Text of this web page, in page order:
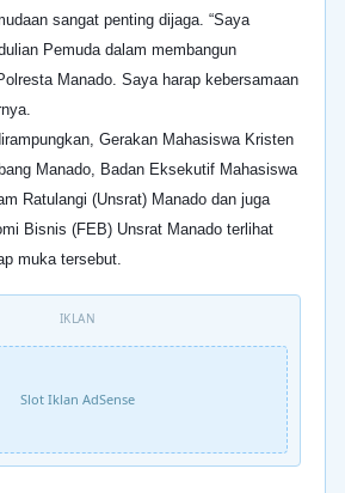
sangat penting dijaga. “Saya
Pemuda dalam membangun
Manado. Saya harap kebersamaan
Gerakan Mahasiswa Kristen
Manado, Badan Eksekutif Mahasiswa
Ratulangi (Unsrat) Manado dan juga
Bisnis (FEB) Unsrat Manado terlihat
muka tersebut.
IKLAN
Slot Iklan AdSense